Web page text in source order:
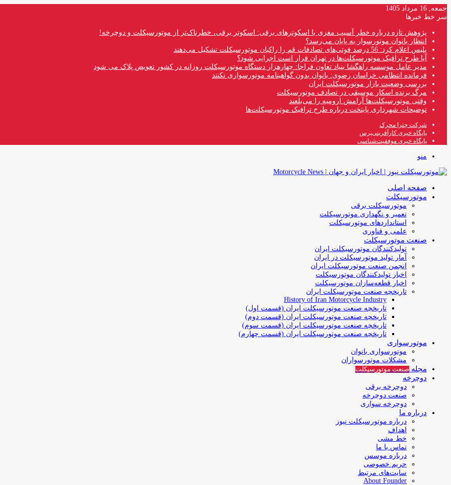
جمعه, 16 مرداد 1405
سر خط خبرها
پژوهش تازه درباره خطر آسیب مغزی با اسکوترهای برقی: اسکوتر برقی، خطرناک‌تر از موتورسیکلت و دوچرخه!
انتظار بانوان موتورسوار به پایان می‌رسد؟
پلیس اعلام کرد: 56 درصد فوتی‌های تصادفات قم را راکبان موتورسیکلت تشکیل می‌دهند
آیا طرح ترافیک موتورسیکلت‌ها در تهران قرار است اجرایی شود؟
مدیر عامل موسسه راهگشا بنیاد تعاون فراجا: چهارهزار دستگاه موتورسیکلت روزانه در کشور تعویض پلاک می شود
فرمانده انتظامی خراسان رضوی: بانوان بدون گواهینامه موتورسواری نکنند
بررسی وضعیت بازار موتورسیکلت ایران
مرگ برنده اسکار موسیقی در تصادف موتورسیکلت
وقتی موتورسیکلت‌ها آرامش ارومیه را می‌بلعند
توضیحات شهرداری پایتخت درباره طرح ترافیک موتورسیکلت‌ها
شرکت چترا محرک
پایگاه خبری کارآفرینی‌پرس
پایگاه خبری موفقیت‌شناسی
منو
صفحه اصلی
موتورسیکلت
موتورسیکلت برقی
تعمیر و نگهداری موتورسیکلت
استانداردهای موتورسیکلت
علمی و فناوری
صنعت موتورسیکلت
تولیدکنندگان موتورسیکلت ایران
آمار تولید موتورسیکلت در ایران
انجمن صنعت موتورسیکلت ایران
اخبار تولیدکنندگان موتورسیکلت
اخبار قطعه‌سازان موتورسیکلت
تاریخچه صنعت موتورسیکلت ایران
History of Iran Motorcycle Industry
تاریخچه صنعت موتورسیکلت ایران (قسمت اول)
تاریخچه صنعت موتورسیکلت ایران (قسمت دوم)
تاریخچه صنعت موتورسیکلت ایران (قسمت سوم)
تاریخچه صنعت موتورسیکلت ایران (قسمت چهارم)
موتورسواری
موتورسواری بانوان
مشکلات موتورسواران
مجله صنعت موتورسیکلت
دوچرخه
دوچرخه برقی
صنعت دوچرخه
دوچرخه سواری
درباره ما
درباره موتورسیکلت نیوز
اهداف
خط مشی
تماس با ما
درباره موسس
حریم خصوصی
سایت‌های مرتبط
About Founder